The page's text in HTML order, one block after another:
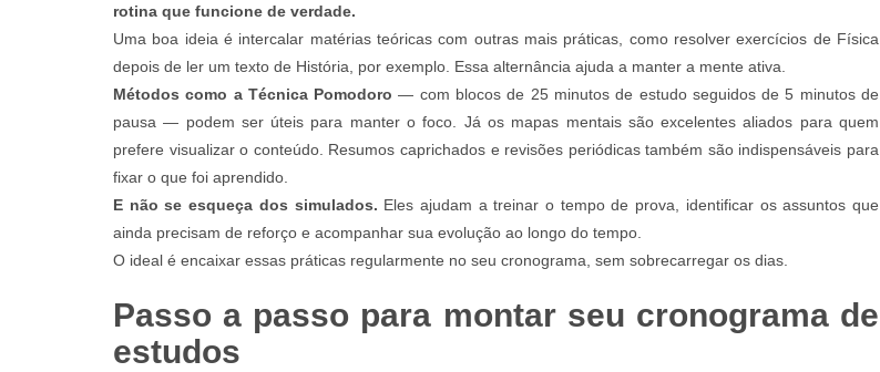
rotina que funcione de verdade.
Uma boa ideia é intercalar matérias teóricas com outras mais práticas, como resolver exercícios de Física
depois de ler um texto de História, por exemplo. Essa alternância ajuda a manter a mente ativa.
Métodos como a Técnica Pomodoro— com blocos de 25 minutos de estudo seguidos de 5 minutos de
pausa — podem ser úteis para manter o foco. Já os mapas mentais são excelentes aliados para quem
prefere visualizar o conteúdo. Resumos caprichados e revisões periódicas também são indispensáveis para
fixar o que foi aprendido.
E não se esqueça dos simulados. Eles ajudam a treinar o tempo de prova, identificar os assuntos que
ainda precisam de reforço e acompanhar sua evolução ao longo do tempo.
O ideal é encaixar essas práticas regularmente no seu cronograma, sem sobrecarregar os dias.
Passo a passo para montar seu cronograma de
estudos